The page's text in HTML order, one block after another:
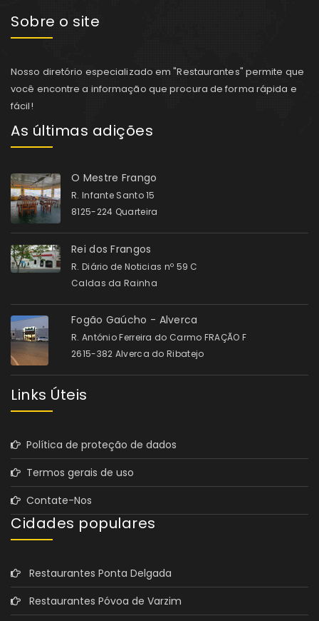
Sobre o site
Nosso diretório especializado em "Restaurantes" permite que
você encontre a informação que procura de forma rápida e
fácil!
As últimas adições
O Mestre Frango
R. Infante Santo 15
8125-224 Quarteira
Rei dos Frangos
R. Diário de Noticias nº 59 C
Caldas da Rainha
Fogão Gaúcho - Alverca
R. António Ferreira do Carmo FRAÇÃO F
2615-382 Alverca do Ribatejo
Links Úteis
Política de proteção de dados
Termos gerais de uso
Contate-Nos
Cidades populares
Restaurantes Ponta Delgada
Restaurantes Póvoa de Varzim